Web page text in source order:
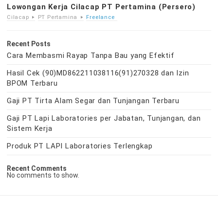
Lowongan Kerja Cilacap PT Pertamina (Persero)
Cilacap PT Pertamina Freelance
Recent Posts
Cara Membasmi Rayap Tanpa Bau yang Efektif
Hasil Cek (90)MD862211038116(91)270328 dan Izin
BPOM Terbaru
Gaji PT Tirta Alam Segar dan Tunjangan Terbaru
Gaji PT Lapi Laboratories per Jabatan, Tunjangan, dan
Sistem Kerja
Produk PT LAPI Laboratories Terlengkap
Recent Comments
No comments to show.